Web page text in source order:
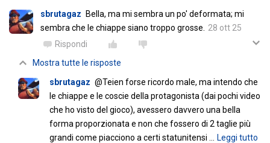
sbrutagaz
Bella, ma mi sembra un po' deformata; mi
sembra che le chiappe siano troppo grosse.
28 ott 25
Rispondi
Mostra tutte le risposte
sbrutagaz @Teien forse ricordo male, ma intendo che
le chiappe e le coscie della protagonista (dai pochi video
che ho visto del gioco), avessero davvero una bella
forma proporzionata e non che fossero di 2 taglie più
grandi come piacciono a certi statunitensi
Leggi tutto